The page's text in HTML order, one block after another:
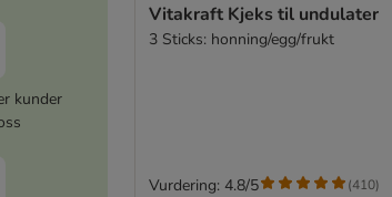
kunder
Vitakraft Kjeks til undulater
3 Sticks: honning/egg/frukt
Vurdering: 4.8/5 (410)